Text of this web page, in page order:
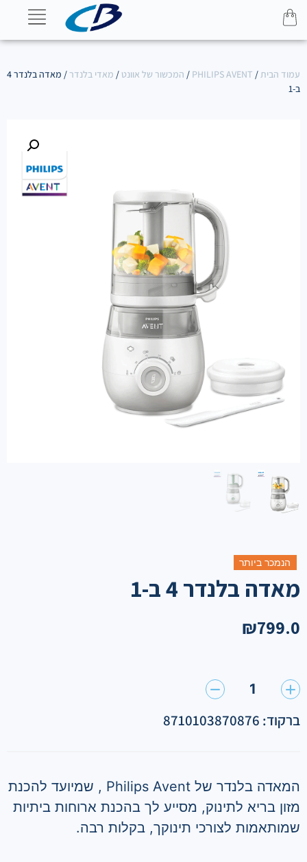
עמוד הבית/
PHILIPS AVENT
/ המכשור של אוונט / מאדי בלנדר
/ מאדה בלנדר 4
ב-1
הנמכר ביותר
מאדה בלנדר 4 ב-1
₪799.0
1
ברקוד: 8710103870876
המאדה בלנדר של Philips Avent , שמיועד להכנת
מזון בריא לתינוק, מסייע לך בהכנת ארוחות ביתיות
שמותאמות לצורכי תינוקך, בקלות רבה.